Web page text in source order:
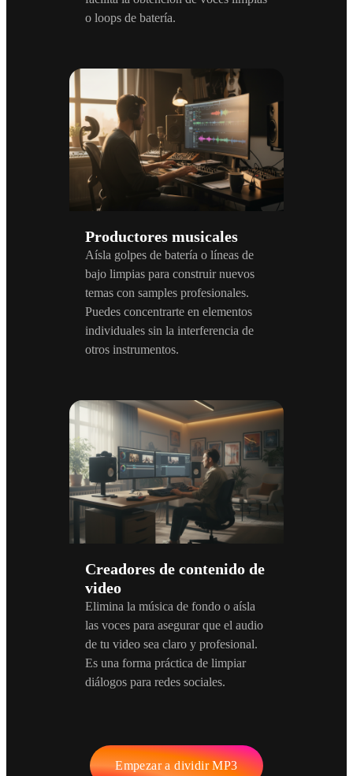
o loops de batería.
Productores musicales
Aísla golpes de batería o líneas de
bajo limpias para construir nuevos
temas con samples profesionales.
Puedes concentrarte en elementos
individuales sin la interferencia de
otros instrumentos.
Creadores de contenido de
video
Elimina la música de fondo o aísla
las voces para asegurar que el audio
de tu video sea claro y profesional.
Es una forma práctica de limpiar
diálogos para redes sociales.
Empezar a dividir MP3